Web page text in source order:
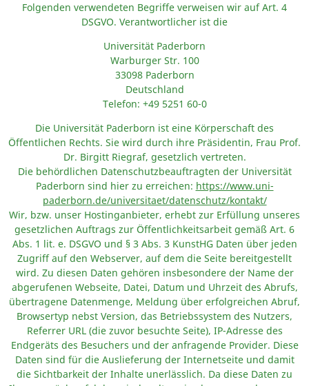
Folgenden verwendeten Begriffe verweisen wir auf Art. 4
DSGVO. Verantwortlicher ist die
Universität Paderborn
Warburger Str. 100
33098 Paderborn
Deutschland
Telefon: +49 5251 60-0
Die Universität Paderborn ist eine Körperschaft des
Öffentlichen Rechts. Sie wird durch ihre Präsidentin, Frau Prof.
Dr. Birgitt Riegraf, gesetzlich vertreten.
Die behördlichen Datenschutzbeauftragten der Universität
Paderborn sind hier zu erreichen: https://www.uni-
paderborn.de/universitaet/datenschutz/kontakt/
Wir, bzw. unser Hostinganbieter, erhebt zur Erfüllung unseres
gesetzlichen Auftrags zur Öffentlichkeitsarbeit gemäß Art. 6
Abs. 1 lit. e. DSGVO und § 3 Abs. 3 KunstHG Daten über jeden
Zugriff auf den Webserver, auf dem die Seite bereitgestellt
wird. Zu diesen Daten gehören insbesondere der Name der
abgerufenen Webseite, Datei, Datum und Uhrzeit des Abrufs,
übertragene Datenmenge, Meldung über erfolgreichen Abruf,
Browsertyp nebst Version, das Betriebssystem des Nutzers,
Referrer URL (die zuvor besuchte Seite), IP-Adresse des
Endgeräts des Besuchers und der anfragende Provider. Diese
Daten sind für die Auslieferung der Internetseite und damit
die Sichtbarkeit der Inhalte unerlässlich. Da diese Daten zu